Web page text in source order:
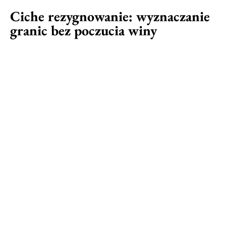
Ciche rezygnowanie: wyznaczanie
granic bez poczucia winy